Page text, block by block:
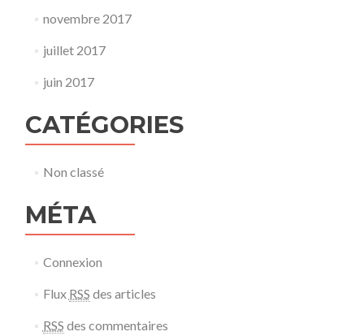
novembre 2017
juillet 2017
juin 2017
CATÉGORIES
Non classé
MÉTA
Connexion
Flux RSS des articles
RSS des commentaires